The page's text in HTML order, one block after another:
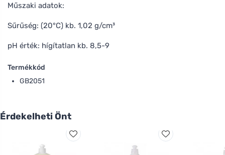
Műszaki adatok:
Sűrűség: (20°C) kb. 1,02 g/cm³
pH érték: hígítatlan kb. 8,5-9
Termékkód
GB2051
Érdekelheti Önt